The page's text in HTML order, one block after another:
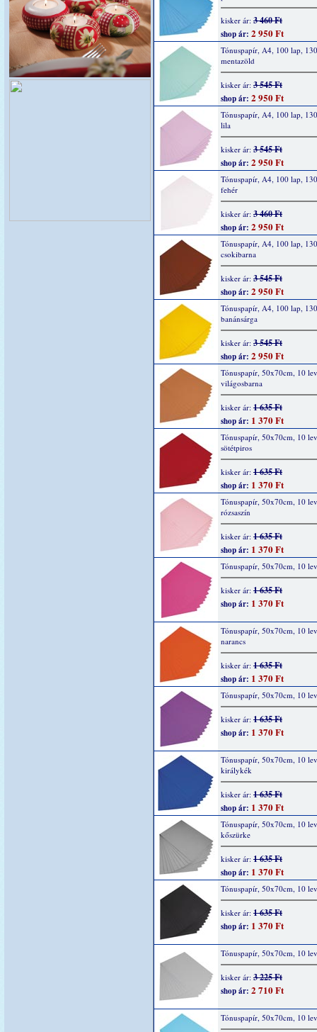
kisker ár: 3 460 Ft
shop ár: 2 950 Ft
Tónuspapír, A4, 100 lap,
mentazöld
kisker ár: 3 545 Ft
shop ár: 2 950 Ft
Tónuspapír, A4, 100 lap,
lila
kisker ár: 3 545 Ft
shop ár: 2 950 Ft
Tónuspapír, A4, 100 lap,
fehér
kisker ár: 3 460 Ft
shop ár: 2 950 Ft
Tónuspapír, A4, 100 lap,
csokibarna
kisker ár: 3 545 Ft
shop ár: 2 950 Ft
Tónuspapír, A4, 100 lap,
banánsárga
kisker ár: 3 545 Ft
shop ár: 2 950 Ft
Tónuspapír, 50x70cm, 10
világosbarna
kisker ár: 1 635 Ft
shop ár: 1 370 Ft
Tónuspapír, 50x70cm, 10
sötétpiros
kisker ár: 1 635 Ft
shop ár: 1 370 Ft
Tónuspapír, 50x70cm, 10
rózsaszín
kisker ár: 1 635 Ft
shop ár: 1 370 Ft
Tónuspapír, 50x70cm, 10
kisker ár: 1 635 Ft
shop ár: 1 370 Ft
Tónuspapír, 50x70cm, 10
narancs
kisker ár: 1 635 Ft
shop ár: 1 370 Ft
Tónuspapír, 50x70cm, 10
kisker ár: 1 635 Ft
shop ár: 1 370 Ft
Tónuspapír, 50x70cm, 10
királykék
kisker ár: 1 635 Ft
shop ár: 1 370 Ft
Tónuspapír, 50x70cm, 10
kőszürke
kisker ár: 1 635 Ft
shop ár: 1 370 Ft
Tónuspapír, 50x70cm, 10
kisker ár: 1 635 Ft
shop ár: 1 370 Ft
Tónuspapír, 50x70cm, 10
kisker ár: 3 225 Ft
shop ár: 2 710 Ft
Tónuspapír, 50x70cm, 10